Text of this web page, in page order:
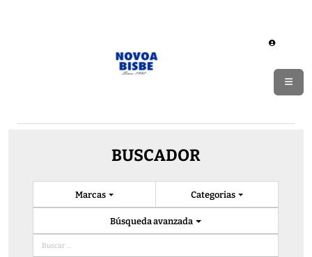
BUSCADOR
Categorias
Marcas
Búsqueda avanzada